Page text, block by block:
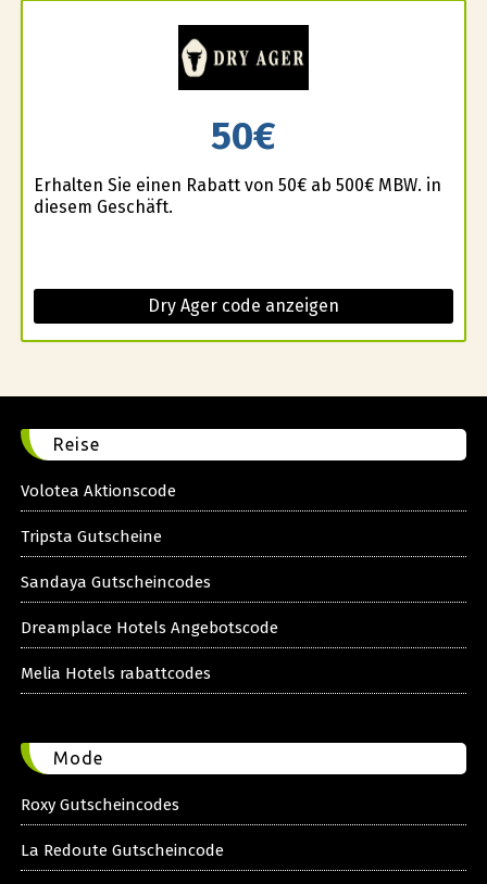
50€
Erhalten Sie einen Rabatt von 50€ ab 500€ MBW. in
diesem Geschäft.
Dry Ager code anzeigen
Reise
Volotea Aktionscode
Tripsta Gutscheine
Sandaya Gutscheincodes
Dreamplace Hotels Angebotscode
Melia Hotels rabattcodes
Mode
Roxy Gutscheincodes
La Redoute Gutscheincode